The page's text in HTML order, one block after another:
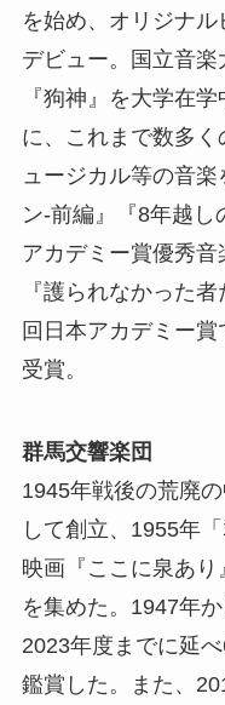
を始め、オリジナ
デビュー。国立音
『狗神』を大学在
に、これまで数多く
ュージカル等の音
ン-前編』『8年越し
アカデミー賞優秀
『護られなかった
回日本アカデミー
受賞。
群馬交響楽団
1945年戦後の荒廃
して創立、1955年
映画『ここに泉あ
を集めた。1947年
2023年度までに延
鑑賞した。また、